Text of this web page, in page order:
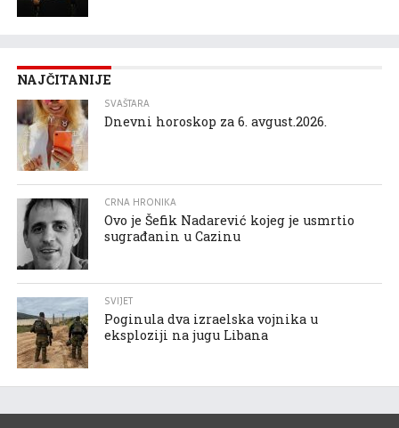
NAJČITANIJE
SVAŠTARA
Dnevni horoskop za 6. avgust.2026.
CRNA HRONIKA
Ovo je Šefik Nadarević kojeg je usmrtio
sugrađanin u Cazinu
SVIJET
Poginula dva izraelska vojnika u
eksploziji na jugu Libana